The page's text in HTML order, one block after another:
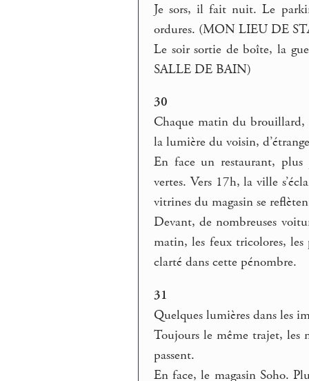
Je sors, il fait nuit. Le
ordures. (MON LIEU DE
Le soir sortie de boîte, la
SALLE DE BAIN)
30
Chaque matin du brouillard,
la lumière du voisin,
En face un restaurant, plus
vertes. Vers 17h, la ville
vitrines du magasin se
Devant, de nombreuses
matin, les feux tricolores, les
clarté dans cette pénombre.
31
Quelques lumières dans les
Toujours le même trajet, les
passent.
En face, le magasin Soho.